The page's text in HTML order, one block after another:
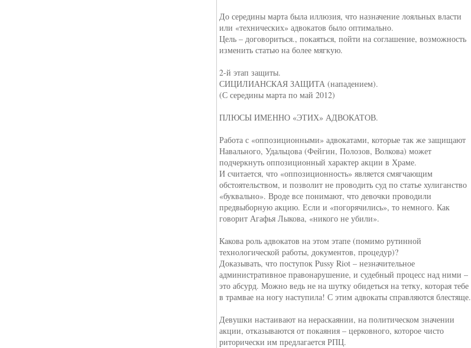
До середины марта была иллюзия, что назначение лояльных власти
или «технических» адвокатов было оптимально.
Цель – договориться., покаяться, пойти на соглашение, возможность
изменить статью на более мягкую.
2-й этап защиты.
СИЦИЛИАНСКАЯ ЗАЩИТА (нападением).
(С середины марта по май 2012)
ПЛЮСЫ ИМЕННО «ЭТИХ» АДВОКАТОВ.
Работа с «оппозиционными» адвокатами, которые так же защищают
Навального, Удальцова (Фейгин, Полозов, Волкова) может
подчеркнуть оппозиционный характер акции в Храме.
И считается, что «оппозиционность» является смягчающим
обстоятельством, и позволит не проводить суд по статье хулиганство
«буквально». Вроде все понимают, что девочки проводили
предвыборную акцию. Если и «погорячились», то немного. Как
говорит Агафья Лыкова, «никого не убили».
Какова роль адвокатов на этом этапе (помимо рутинной
технологической работы, документов, процедур)?
Доказывать, что поступок Pussy Riot – незначительное
административное правонарушение, и судебный процесс над ними –
это абсурд. Можно ведь не на шутку обидеться на тетку, которая тебе
в трамвае на ногу наступила! С этим адвокаты справляются блестяще.
Девушки настаивают на нераскаянии, на политическом значении
акции, отказываются от покаяния – церковного, которое чисто
риторически им предлагается РПЦ.